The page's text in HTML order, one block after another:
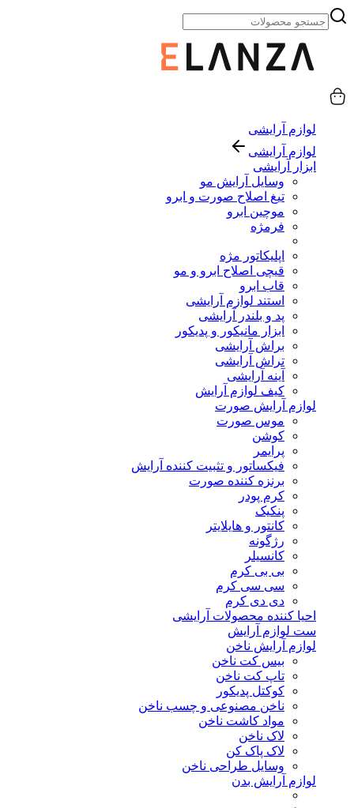
لوازم آرایشی
لوازم آرایشی
ابزار آرایشی
وسایل آرایش مو
تیغ اصلاح صورت و ابرو
موچین ابرو
فرمژه
اپلیکاتور مژه
قیچی اصلاح ابرو و مو
قاب ابرو
استند لوازم آرایشی
پد و بلندر آرایشی
ابزار مانیکور و پدیکور
براش آرایشی
تراش آرایشی
آینه آرایشی
کیف لوازم آرایش
لوازم آرایش صورت
موس صورت
کوشن
پرایمر
فیکساتور و تثبیت کننده آرایش
برنزه کننده صورت
کرم پودر
پنکیک
کانتور و هایلایتر
رژگونه
کانسیلر
بی بی کرم
سی سی کرم
دی دی کرم
احیا کننده محصولات آرایشی
ست لوازم آرایش
لوازم آرایش ناخن
بیس کت ناخن
تاپ کت ناخن
کوکتل پدیکور
ناخن مصنوعی و چسب ناخن
مواد کاشت ناخن
لاک ناخن
لاک پاک کن
وسایل طراحی ناخن
لوازم آرایش بدن